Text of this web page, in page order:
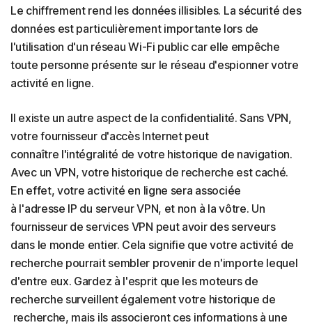
Le chiffrement rend les données illisibles. La sécurité des
données est particulièrement importante lors de
l'utilisation d'un réseau Wi-Fi public car elle empêche
toute personne présente sur le réseau d'espionner votre
activité en ligne.
Il existe un autre aspect de la confidentialité. Sans VPN,
votre fournisseur d'accès Internet peut
connaître l'intégralité de votre historique de navigation.
Avec un VPN, votre historique de recherche est caché.
En effet, votre activité en ligne sera associée
à l'adresse IP du serveur VPN, et non à la vôtre. Un
fournisseur de services VPN peut avoir des serveurs
dans le monde entier. Cela signifie que votre activité de
recherche pourrait sembler provenir de n'importe lequel
d'entre eux. Gardez à l'esprit que les moteurs de
recherche surveillent également votre historique de
recherche, mais ils associeront ces informations à une